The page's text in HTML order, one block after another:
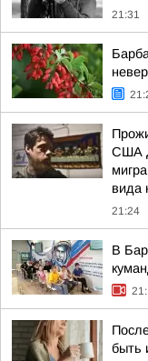
21:31
США
вида
21:24
В
быть